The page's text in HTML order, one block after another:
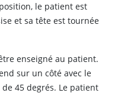
le patient est
et sa tête est tournée
enseigné au patient.
sur un côté avec le
45 degrés. Le patient